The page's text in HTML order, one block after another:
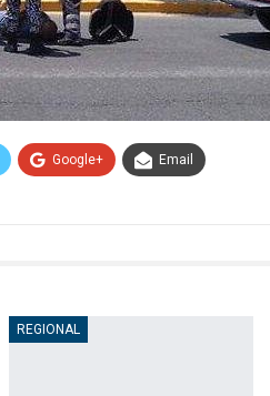
Google+ Email
REGIONAL